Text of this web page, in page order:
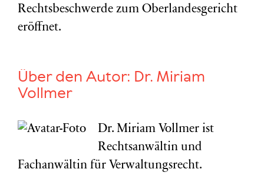
Rechtsbeschwerde zum Oberlandesgericht
eröffnet.
Über den Autor: Dr. Miriam
Vollmer
Dr. Miriam Vollmer ist
Rechtsanwältin und
Fachanwältin für Verwaltungsrecht.